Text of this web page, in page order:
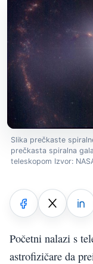
Slika prečkaste
prečkasta spiralna
teleskopom Izvor:
Početni nalazi s
astrofizičare da